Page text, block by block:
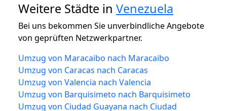
Weitere Städte in Venezuela
Bei uns bekommen Sie unverbindliche Angebote
von geprüften Netzwerkpartner.
Umzug von Maracaibo nach Maracaibo
Umzug von Caracas nach Caracas
Umzug von Valencia nach Valencia
Umzug von Barquisimeto nach Barquisimeto
Umzug von Ciudad Guayana nach Ciudad